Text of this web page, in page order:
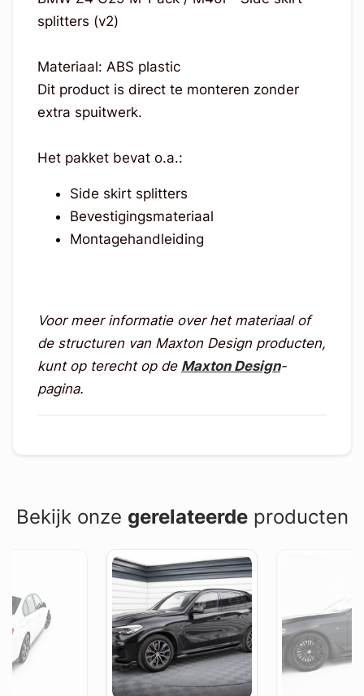
splitters (v2)
Materiaal: ABS plastic
Dit product is direct te monteren zonder
extra spuitwerk.
Het pakket bevat o.a.:
Side skirt splitters
Bevestigingsmateriaal
Montagehandleiding
Voor meer informatie over het materiaal of
de structuren van Maxton Design producten,
kunt op terecht op de Maxton Design-
pagina.
Bekijk onze gerelateerdeproducten